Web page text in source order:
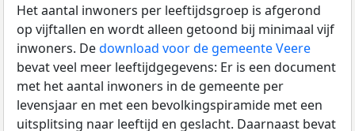
Het aantal inwoners per leeftijdsgroep is afgerond
op vijftallen en wordt alleen getoond bij minimaal vijf
inwoners. Dedownload voor de gemeente Veere
bevat veel meer leeftijdgegevens: Er is een document
met het aantal inwoners in de gemeente per
levensjaar en met een bevolkingspiramide met een
uitsplitsing naar leeftijd en geslacht. Daarnaast bevat